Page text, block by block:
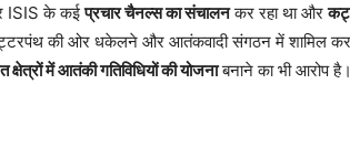
पर ISIS के कईप्रचार चैनल्स का संचालनकर रहा था और
की ओर धकेलने और आतंकवादी संगठन में शामिल
में आतंकी गतिविधियों की योजनाबनाने का भी आरोप है।